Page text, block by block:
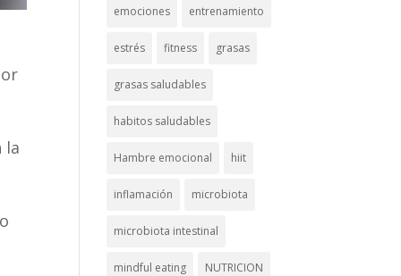
la
emociones entrenamiento
estrés fitness grasas
grasas saludables
habitos saludables
Hambre emocional hiit
inflamación microbiota
microbiota intestinal
mindful eating NUTRICION